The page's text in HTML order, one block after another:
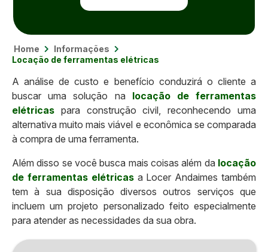
Home
Informações
Locação de ferramentas elétricas
A análise de custo e benefício conduzirá o cliente a
buscar uma solução na locação de ferramentas
elétricas para construção civil, reconhecendo uma
alternativa muito mais viável e econômica se comparada
à compra de uma ferramenta.
Além disso se você busca mais coisas além da locação
de ferramentas elétricasa Locer Andaimes também
tem à sua disposição diversos outros serviços que
incluem um projeto personalizado feito especialmente
para atender as necessidades da sua obra.